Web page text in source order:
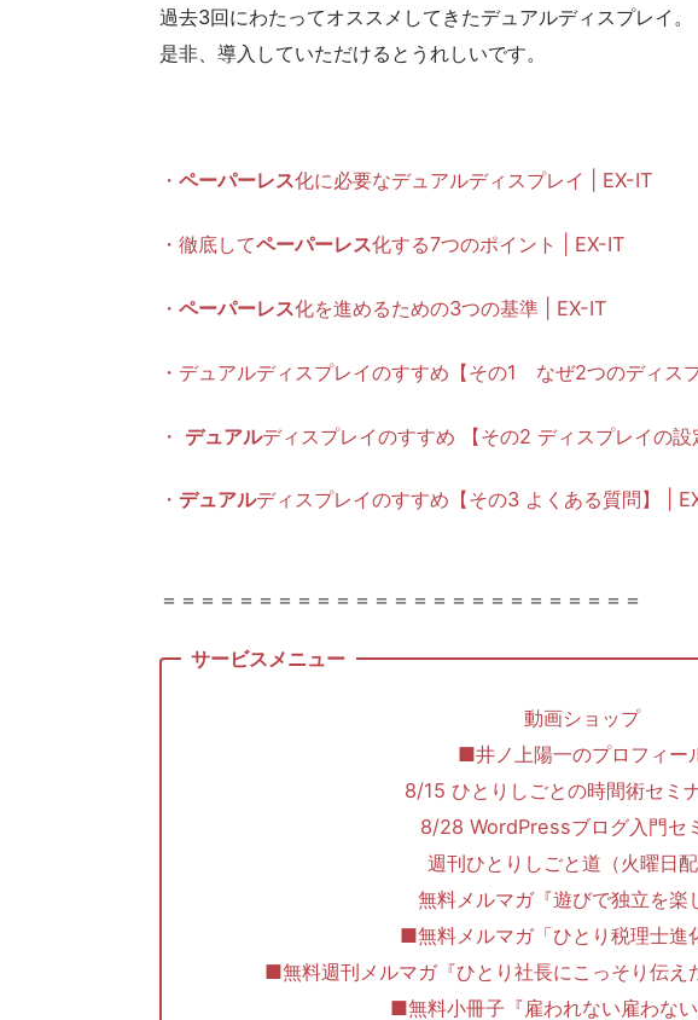
過去3回にわたってオススメしてきたデュアルディスプレイ。
是非、導入していただけるとうれしいです。
・ ペーパーレス化に必要なデュアルディスプレイ | EX-IT
・徹底してペーパーレス化する7つのポイント | EX-IT
・ ペーパーレス化を進めるための3つの基準 | EX-IT
・デュアルディスプレイのすすめ【その1 なぜ2つのディス
・ デュアルディスプレイのすすめ 【その2 ディスプレイの
・ デュアルディスプレイのすすめ【その3 よくある質問】 |
＝＝＝＝＝＝＝＝＝＝＝＝＝＝＝＝＝＝＝＝＝＝＝＝＝
動画ショップ
■井ノ上陽一のプロフィー
8/15 ひとりしごとの時間術セミ
8/28 WordPressブログ入門セ
週刊ひとりしごと道（火曜日配
無料メルマガ『遊びで独立を楽
■無料メルマガ「ひとり税理士進
■無料週刊メルマガ『ひとり社長にこっそり伝え
■無料小冊子『雇われない雇わない